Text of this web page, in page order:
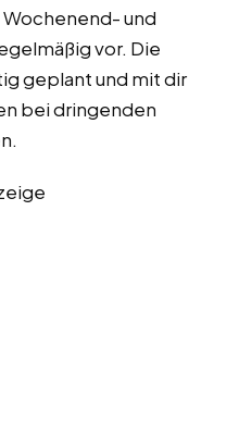
und
vor. Die
geplant und mit dir
bei dringenden